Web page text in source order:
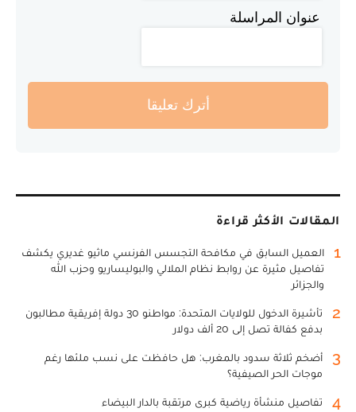
عنوان المراسلة
أترك تعليقا
المقالات الأكثر قراءة
1
العميل السابق في مكافحة التجسس الفرنسي ماثيو غديري يكشف
تفاصيل مثيرة عن روابط نظام الملالي والبوليساريو وحزب الله
والجزائر
2
تأشيرة الدخول للولايات المتحدة: مواطنو 30 دولة إفريقية مطالبون
بدفع كفالة تصل إلى 20 ألف دولار
3
أضخم ثلاثة سدود بالمغرب: هل حافظت على نسب ملئها رغم
موجات الحر الصيفية؟
4 تفاصيل منشأة رياضية كبرى مرتقبة بالدار البيضاء